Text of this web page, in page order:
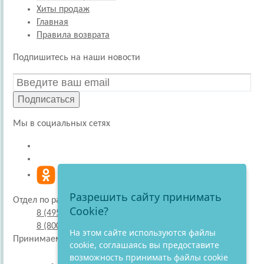
Хиты продаж
Главная
Правила возврата
Подпишитесь на наши новости
Подписаться
Мы в социальных сетях
Отдел по работе с покупателями
8 (495) 220-51-30
8 (800) 707-27-19
Принимаем к оплате
Разрешить сайту принимать
Cookie?
На этом сайте используются файлы
cookie, соглашаясь вы предоставите
возможность принимать файлы cookie